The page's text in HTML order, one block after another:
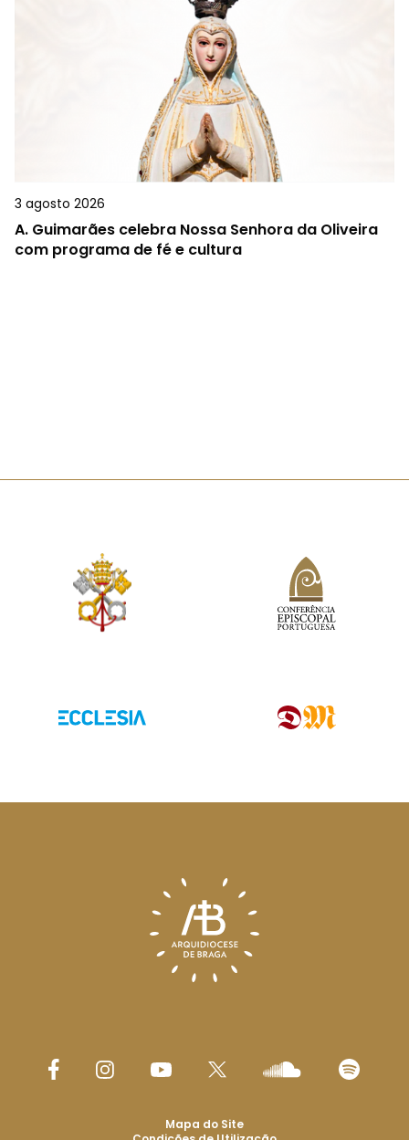
3 agosto 2026
A. Guimarães celebra Nossa Senhora da Oliveira
com programa de fé e cultura
Mapa do Site